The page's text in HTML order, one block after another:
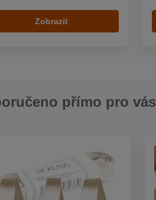
Zobrazit
přímo pro vás